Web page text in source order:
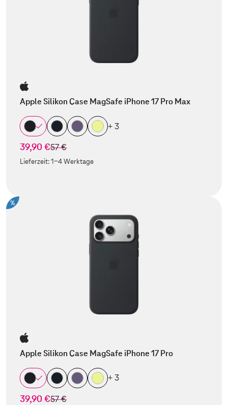
Apple Silikon Case MagSafe iPhone 17 Pro Max
+ 3
39,90 €statt
57 €
Lieferzeit:1-4 Werktage
%
Apple Silikon Case MagSafe iPhone 17 Pro
+ 3
39,90 €statt
57 €